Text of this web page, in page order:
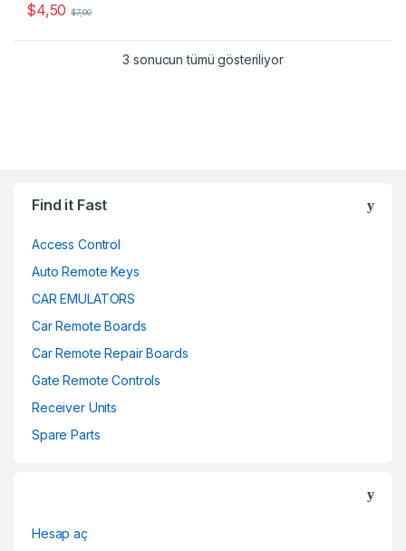
$4,50 $7,00
3 sonucun tümü gösteriliyorPopülerliğe göre
Find it Fast
Access Control
Auto Remote Keys
CAR EMULATORS
Car Remote Boards
Car Remote Repair Boards
Gate Remote Controls
Receiver Units
Spare Parts
Hesap aç